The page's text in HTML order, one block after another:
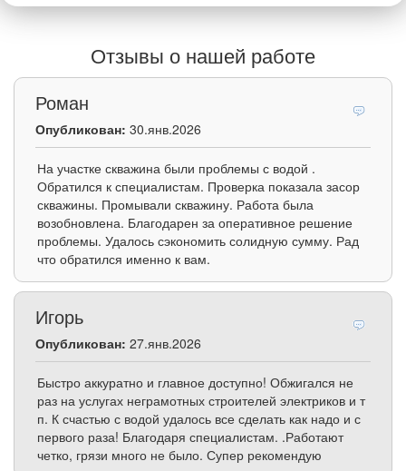
Отзывы о нашей работе
Роман
Опубликован: 30.янв.2026
На участке скважина были проблемы с водой .
Обратился к специалистам. Проверка показала засор
скважины. Промывали скважину. Работа была
возобновлена. Благодарен за оперативное решение
проблемы. Удалось сэкономить солидную сумму. Рад
что обратился именно к вам.
Игорь
Опубликован: 27.янв.2026
Быстро аккуратно и главное доступно! Обжигался не
раз на услугах неграмотных строителей электриков и т
п. К счастью с водой удалось все сделать как надо и с
первого раза! Благодаря специалистам. .Работают
четко, грязи много не было. Супер рекомендую